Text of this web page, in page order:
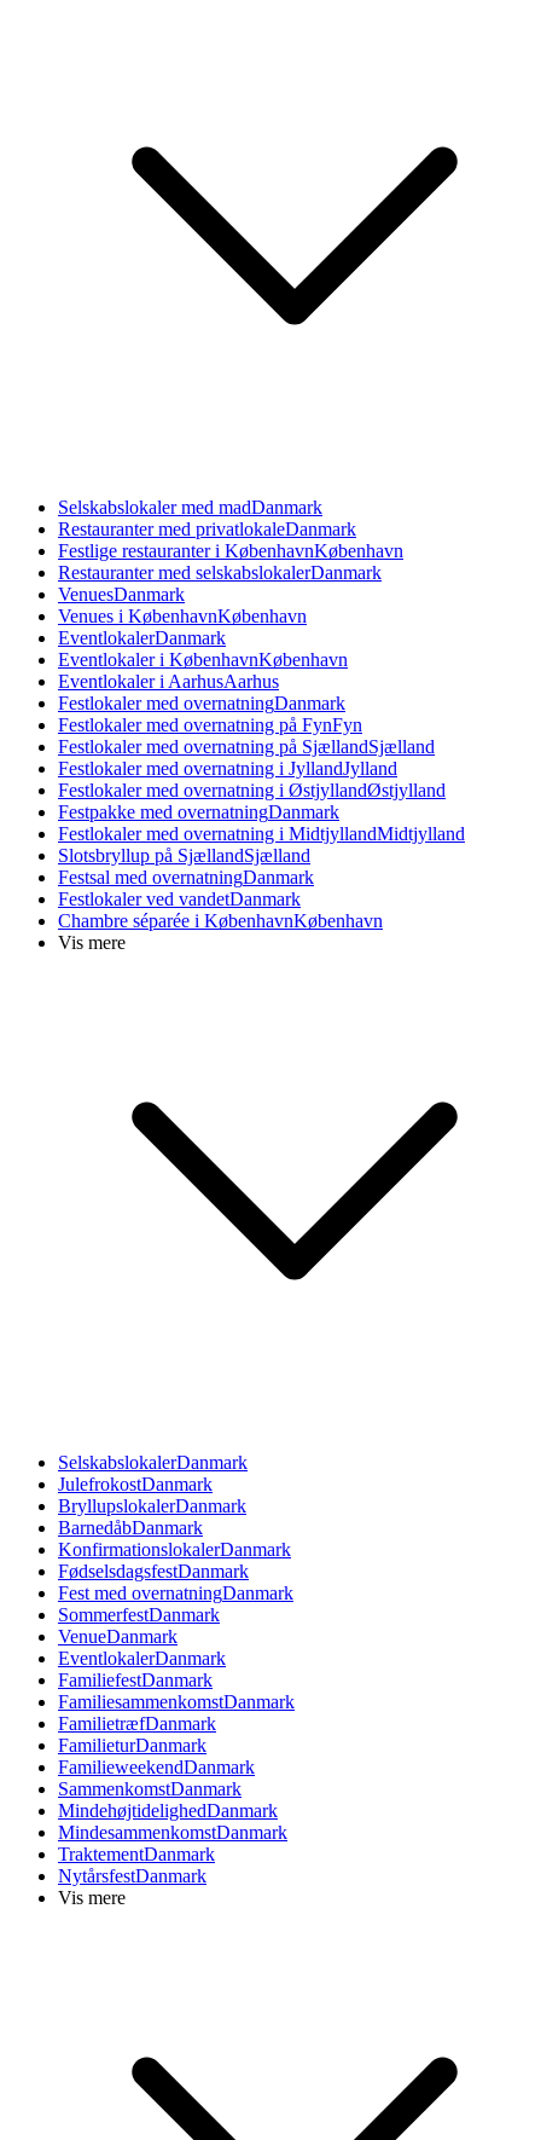
Selskabslokaler med madDanmark
Restauranter med privatlokaleDanmark
Festlige restauranter i KøbenhavnKøbenhavn
Restauranter med selskabslokalerDanmark
VenuesDanmark
Venues i KøbenhavnKøbenhavn
EventlokalerDanmark
Eventlokaler i KøbenhavnKøbenhavn
Eventlokaler i AarhusAarhus
Festlokaler med overnatningDanmark
Festlokaler med overnatning på FynFyn
Festlokaler med overnatning på SjællandSjælland
Festlokaler med overnatning i JyllandJylland
Festlokaler med overnatning i ØstjyllandØstjylland
Festpakke med overnatningDanmark
Festlokaler med overnatning i MidtjyllandMidtjylland
Slotsbryllup på SjællandSjælland
Festsal med overnatningDanmark
Festlokaler ved vandetDanmark
Chambre séparée i KøbenhavnKøbenhavn
Vis mere
SelskabslokalerDanmark
JulefrokostDanmark
BryllupslokalerDanmark
BarnedåbDanmark
KonfirmationslokalerDanmark
FødselsdagsfestDanmark
Fest med overnatningDanmark
SommerfestDanmark
VenueDanmark
EventlokalerDanmark
FamiliefestDanmark
FamiliesammenkomstDanmark
FamilietræfDanmark
FamilieturDanmark
FamilieweekendDanmark
SammenkomstDanmark
MindehøjtidelighedDanmark
MindesammenkomstDanmark
TraktementDanmark
NytårsfestDanmark
Vis mere